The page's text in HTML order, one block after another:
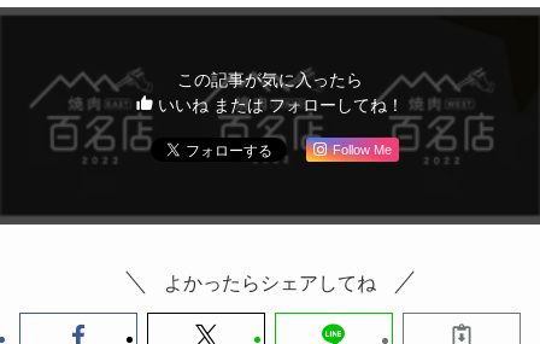
この記事が気に入ったら
いいね または フォローしてね！
Follow Me
よかったらシェアしてね